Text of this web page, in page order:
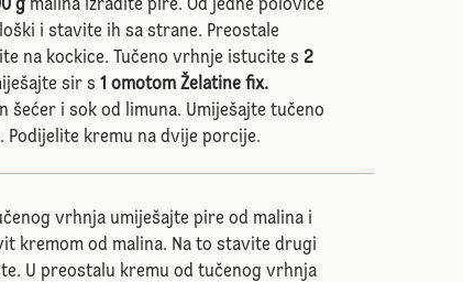
g malina izradite pire. Od jedne polovice
i stavite ih sa strane. Preostale
na kockice. Tučeno vrhnje istucite s 2
sir s 1 omotom Želatine fix.
šećer i sok od limuna. Umiješajte tučeno
kremu na dvije porcije.
vrhnja umiješajte pire od malina i
kremom od malina. Na to stavite drugi
U preostalu kremu od tučenog vrhnja